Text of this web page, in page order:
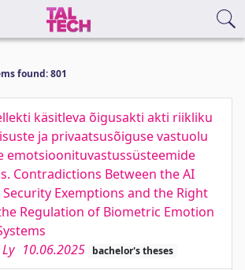
found: 801
käsitleva õigusakti akti riikliku
ja privaatsusõiguse vastuolu
emotsioonituvastussüsteemide
Contradictions Between the AI
Exemptions and the Right
Regulation of Biometric Emotion
10.06.2025 bachelor's theses